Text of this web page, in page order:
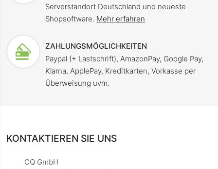
Serverstandort Deutschland und neueste
Shopsoftware. Mehr erfahren
ZAHLUNGSMÖGLICHKEITEN
Paypal (+ Lastschrift), AmazonPay, Google Pay,
Klarna, ApplePay, Kreditkarten, Vorkasse per
Überweisung uvm.
KONTAKTIEREN SIE UNS
CQ GmbH